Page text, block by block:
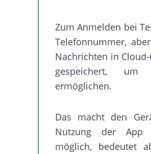
Zum Anmelden bei
Telefonnummer,
Nachrichten in
gespeichert,
ermöglichen.
Das macht den
Nutzung der App
möglich, bedeutet